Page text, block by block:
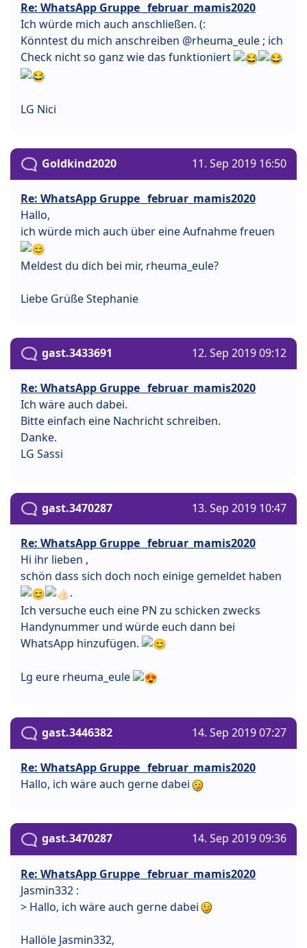
Re: WhatsApp Gruppe _februar_mamis2020
Ich würde mich auch anschließen. (:
Könntest du mich anschreiben @rheuma_eule ; ich
Check nicht so ganz wie das funktioniert
LG Nici
Goldkind2020 11. Sep 2019 16:50
Re: WhatsApp Gruppe _februar_mamis2020
Hallo,
ich würde mich auch über eine Aufnahme freuen
Meldest du dich bei mir, rheuma_eule?
Liebe Grüße Stephanie
gast.3433691 12. Sep 2019 09:12
Re: WhatsApp Gruppe _februar_mamis2020
Ich wäre auch dabei.
Bitte einfach eine Nachricht schreiben.
Danke.
LG Sassi
gast.3470287 13. Sep 2019 10:47
Re: WhatsApp Gruppe _februar_mamis2020
Hi ihr lieben ,
schön dass sich doch noch einige gemeldet haben
.
Ich versuche euch eine PN zu schicken zwecks
Handynummer und würde euch dann bei
WhatsApp hinzufügen.
Lg eure rheuma_eule
gast.3446382 14. Sep 2019 07:27
Re: WhatsApp Gruppe _februar_mamis2020
Hallo, ich wäre auch gerne dabei
gast.3470287 14. Sep 2019 09:36
Re: WhatsApp Gruppe _februar_mamis2020
Jasmin332 :
> Hallo, ich wäre auch gerne dabei
Hallöle Jasmin332,